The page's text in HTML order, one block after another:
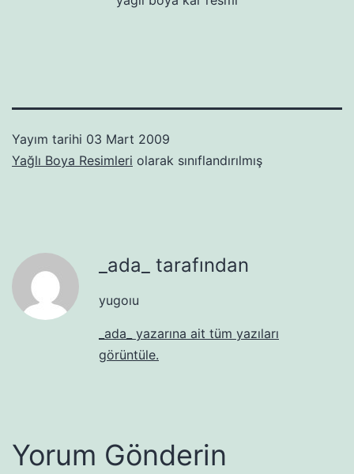
Yayım tarihi 03 Mart 2009
Yağlı Boya Resimleri olarak sınıflandırılmış
_ada_ tarafından
yugoıu
_ada_ yazarına ait tüm yazıları
görüntüle.
Yorum Gönderin